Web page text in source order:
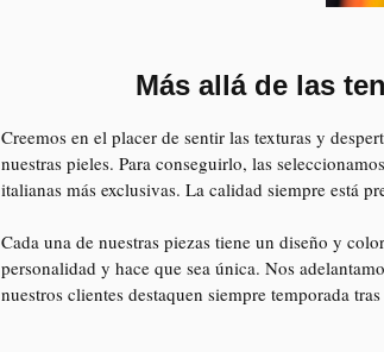
Más allá de las
Creemos en el placer de sentir las texturas y
nuestras pieles. Para conseguirlo, las
italianas más exclusivas. La calidad siempre está
Cada una de nuestras piezas tiene un diseño y
personalidad y hace que sea única. Nos
nuestros clientes destaquen siempre temporada